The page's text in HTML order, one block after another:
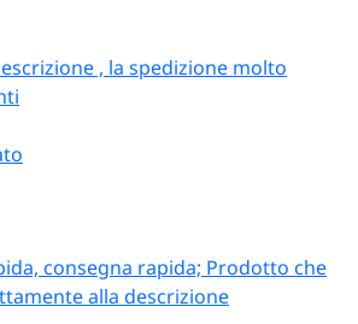
, la spedizione molto
consegna rapida; Prodotto che
alla descrizione